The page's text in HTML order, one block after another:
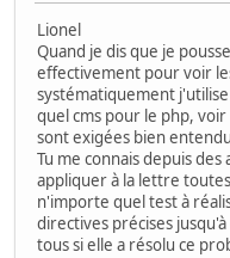
Lionel
Quand je dis que je
effectivement pour voir
systématiquement
quel cms pour le php,
sont exigées bien
Tu me connais depuis
appliquer à la lettre
n'importe quel test à
directives précises
tous si elle a résolu ce